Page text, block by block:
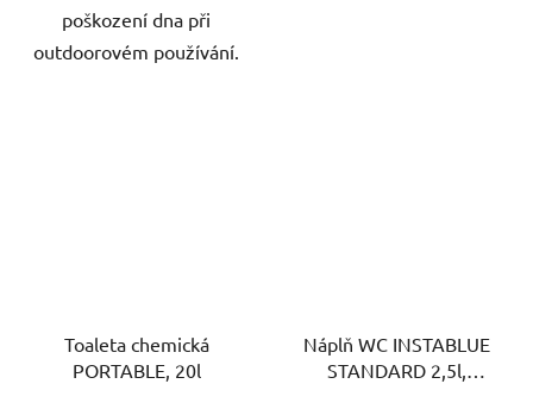
poškození dna při
outdoorovém používání.
Toaleta chemická
PORTABLE, 20l
Náplň WC INSTABLUE
STANDARD 2,5l,